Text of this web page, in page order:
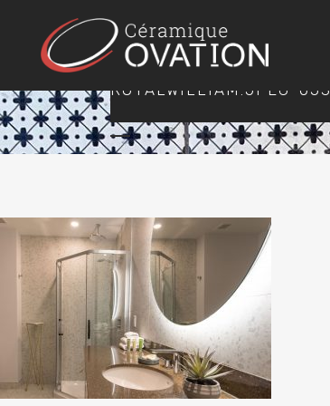
ROYALWILLIAM.JPEG-053